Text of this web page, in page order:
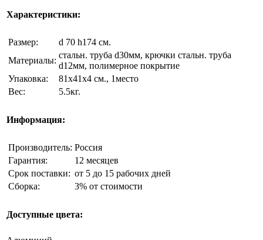
Характеристики:
Размер:
d 70 h174 см.
Материалы:
стальн. труба d30мм, крючки стальн. труба
d12мм, полимерное покрытие
Упаковка:
81х41х4 см., 1место
Вес:
5.5кг.
Информация:
Производитель: Россия
Гарантия:
12 месяцев
Срок поставки: от 5 до 15 рабочих дней
Сборка:
3% от стоимости
Доступные цвета: